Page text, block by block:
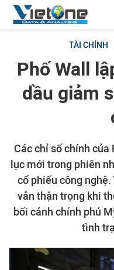
TÀI CHÍNH
Phố Wall
dầu giảm
Các chỉ số chính
lục mới trong phiên
cổ phiếu công
vẫn thận trọng khi
bối cảnh chính phủ
tình